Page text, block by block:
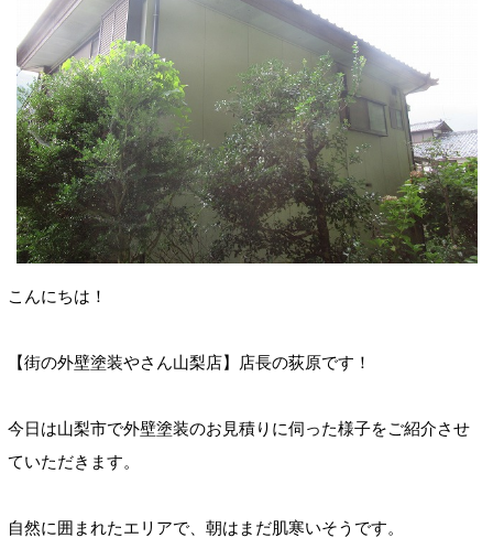
こんにちは！
【街の外壁塗装やさん山梨店】店長の荻原です！
今日は山梨市で外壁塗装のお見積りに伺った様子をご紹介させ
ていただきます。
自然に囲まれたエリアで、朝はまだ肌寒いそうです。